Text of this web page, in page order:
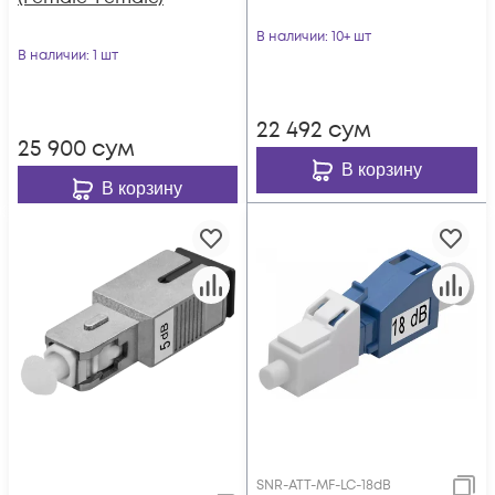
В наличии: 1 шт
25 900 сум
В корзину
В наличии: 10+ шт
22 492 сум
В корзину
SNR-ATT-MF-LC-18dB